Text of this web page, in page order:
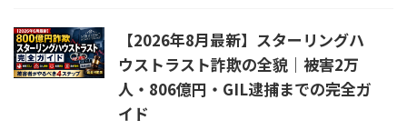
【2026年8月最新】スターリングハ
ウストラスト詐欺の全貌｜被害2万
人・806億円・GIL逮捕までの完全ガ
イド